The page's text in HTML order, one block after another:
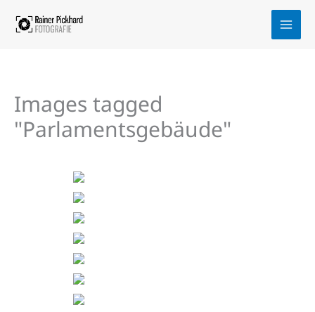
Inhalt
Images tagged
"Parlamentsgebäude"